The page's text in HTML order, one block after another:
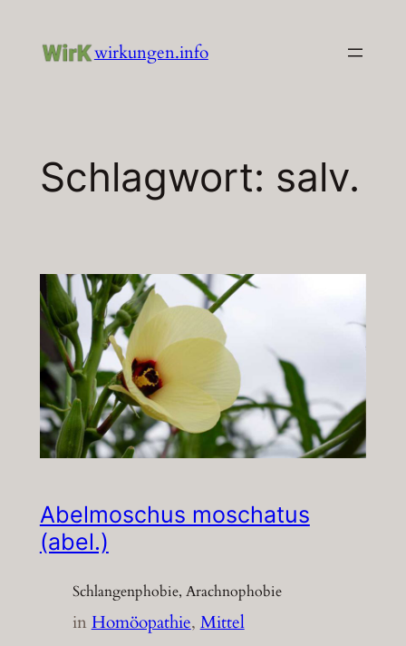
Inhalt
wirkungen.info
Schlagwort: salv.
Abelmoschus moschatus
(abel.)
Schlangenphobie, Arachnophobie
inHomöopathie, Mittel